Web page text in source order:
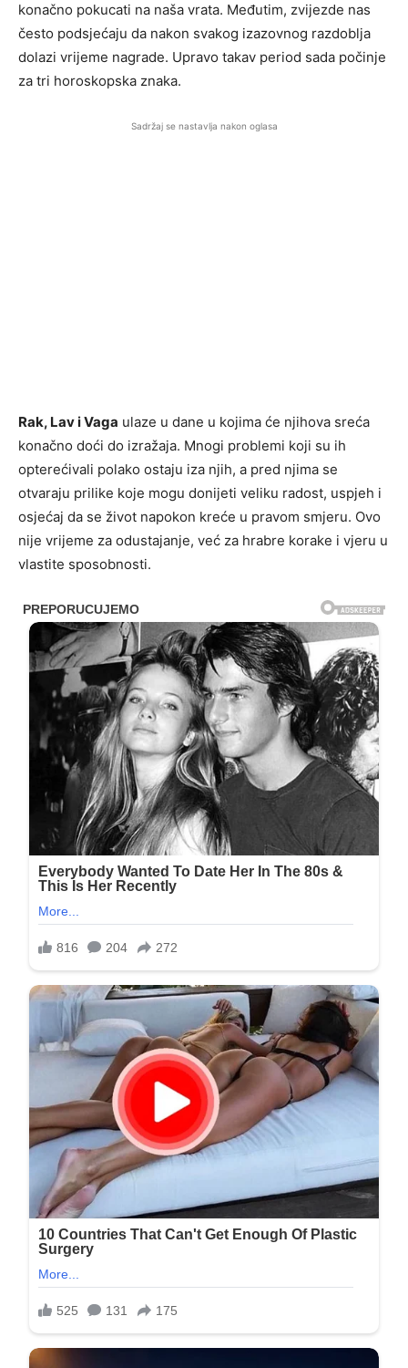
konačno pokucati na naša vrata. Međutim, zvijezde nas
često podsjećaju da nakon svakog izazovnog razdoblja
dolazi vrijeme nagrade. Upravo takav period sada počinje
za tri horoskopska znaka.
Sadržaj se nastavlja nakon oglasa
Rak, Lav i Vaga ulaze u dane u kojima će njihova sreća
konačno doći do izražaja. Mnogi problemi koji su ih
opterećivali polako ostaju iza njih, a pred njima se
otvaraju prilike koje mogu donijeti veliku radost, uspjeh i
osjećaj da se život napokon kreće u pravom smjeru. Ovo
nije vrijeme za odustajanje, već za hrabre korake i vjeru u
vlastite sposobnosti.